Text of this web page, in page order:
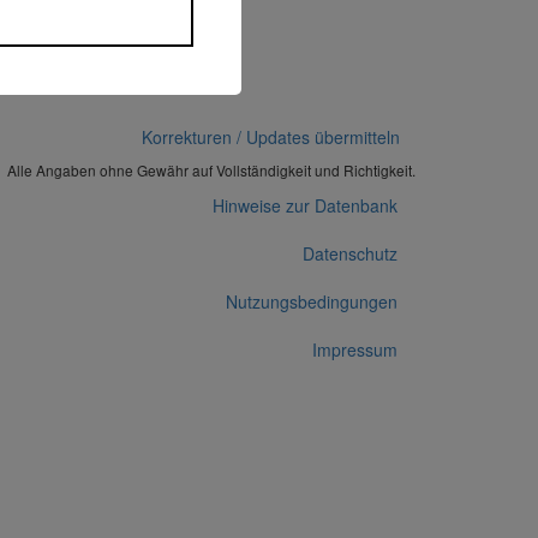
Korrekturen / Updates übermitteln
Alle Angaben ohne Gewähr auf Vollständigkeit und Richtigkeit.
Hinweise zur Datenbank
Datenschutz
Nutzungsbedingungen
Impressum